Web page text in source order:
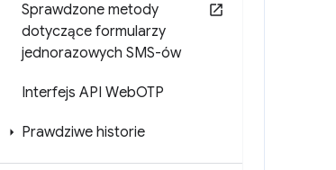
Sprawdzone metody
dotyczące formularzy
jednorazowych SMS-ów
Interfejs API WebOTP
Prawdziwe historie